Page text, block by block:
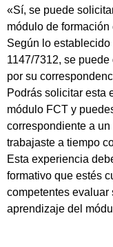
«Sí, se puede
módulo de formación
Según lo
1147/7312, se
por su
Podrás solicitar esta
módulo FCT y
correspondiente a
trabajaste a tiempo
Esta experiencia
formativo que estés
competentes
aprendizaje del